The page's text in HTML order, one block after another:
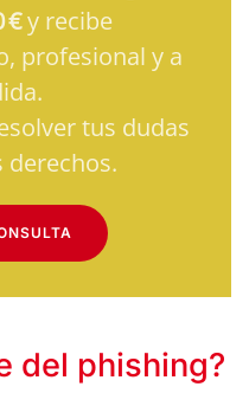
€y recibe
profesional y a
tus dudas
derechos.
del phishing?